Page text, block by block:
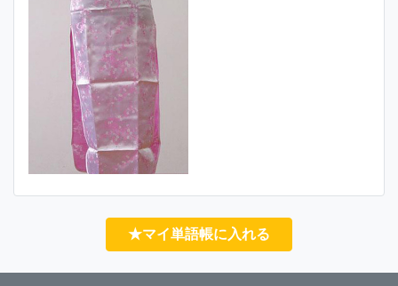
★マイ単語帳に入れる